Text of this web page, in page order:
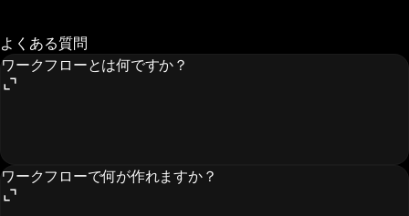
よくある質問
ワークフローとは何ですか？
ワークフローで何が作れますか？